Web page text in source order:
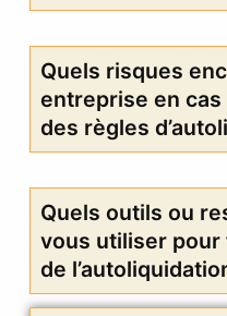
Quels risques
entreprise en
des règles
Quels outils ou
vous utiliser
de